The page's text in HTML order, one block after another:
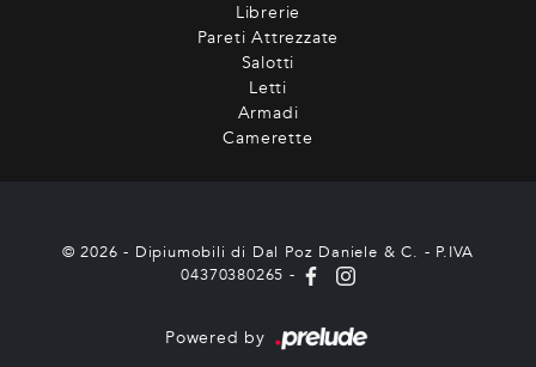
Librerie
Pareti Attrezzate
Salotti
Letti
Armadi
Camerette
© 2026 - Dipiumobili di Dal Poz Daniele & C. - P.IVA
04370380265 -
Powered by